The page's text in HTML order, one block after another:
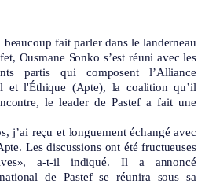
Ousmane Sonko s’est réuni avec les
partis qui composent l’Alliance
et l'Éthique (Apte), la coalition qu’il
le leader de Pastef a fait une
j’ai reçu et longuement échangé avec
Les discussions ont été fructueuses
a-t-il indiqué. Il a annoncé
de Pastef se réunira sous sa